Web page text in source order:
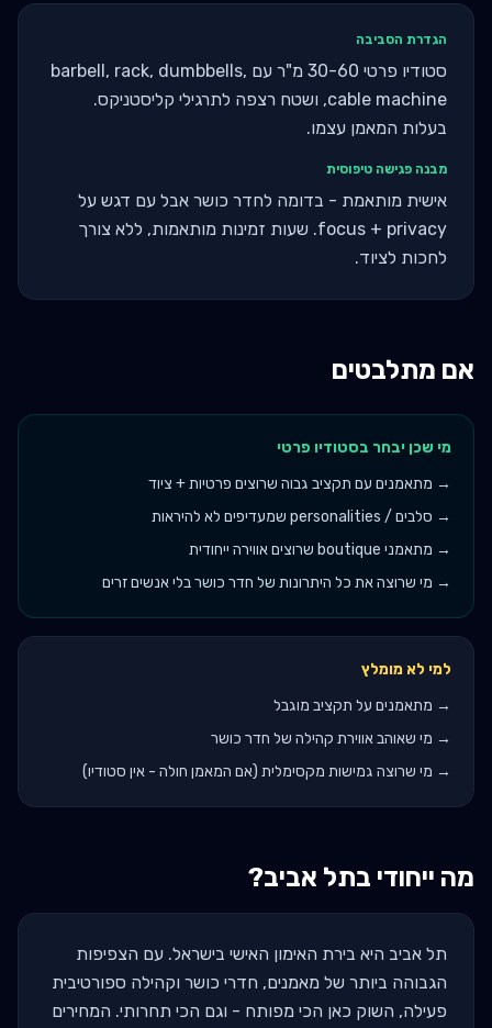
הגדרת הסביבה
סטודיו פרטי 30-60 מ"ר עם barbell, rack, dumbbells,
cable machine, ושטח רצפה לתרגילי קליסטניקס.
בעלות המאמן עצמו.
מבנה פגישה טיפוסית
אישית מותאמת - בדומה לחדר כושר אבל עם דגש על
focus + privacy. שעות זמינות מותאמות, ללא צורך
לחכות לציוד.
אם מתלבטים
מי שכן יבחר בסטודיו פרטי
→ מתאמנים עם תקציב גבוה שרוצים פרטיות + ציוד
→ סלבים / personalities שמעדיפים לא להיראות
→ מתאמני boutique שרוצים אווירה ייחודית
→ מי שרוצה את כל היתרונות של חדר כושר בלי אנשים זרים
למי לא מומלץ
→ מתאמנים על תקציב מוגבל
→ מי שאוהב אווירת קהילה של חדר כושר
→ מי שרוצה גמישות מקסימלית (אם המאמן חולה - אין סטודיו)
מה ייחודי בתל אביב?
תל אביב היא בירת האימון האישי בישראל. עם הצפיפות
הגבוהה ביותר של מאמנים, חדרי כושר וקהילה ספורטיבית
פעילה, השוק כאן הכי מפותח - וגם הכי תחרותי. המחירים